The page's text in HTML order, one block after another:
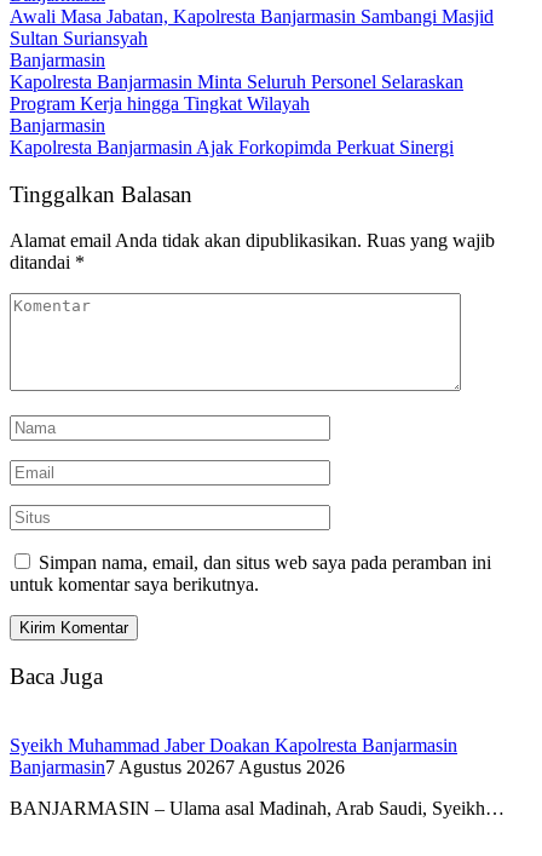
Awali Masa Jabatan, Kapolresta Banjarmasin Sambangi Masjid
Sultan Suriansyah
Banjarmasin
Kapolresta Banjarmasin Minta Seluruh Personel Selaraskan
Program Kerja hingga Tingkat Wilayah
Banjarmasin
Kapolresta Banjarmasin Ajak Forkopimda Perkuat Sinergi
Tinggalkan Balasan
Alamat email Anda tidak akan dipublikasikan. Ruas yang wajib
ditandai *
Simpan nama, email, dan situs web saya pada peramban ini
untuk komentar saya berikutnya.
Baca Juga
Syeikh Muhammad Jaber Doakan Kapolresta Banjarmasin
Banjarmasin7 Agustus 20267 Agustus 2026
BANJARMASIN – Ulama asal Madinah, Arab Saudi, Syeikh…